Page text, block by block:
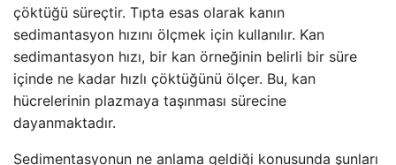
çöktüğü süreçtir. Tıpta esas olarak kanın
sedimantasyon hızını ölçmek için kullanılır. Kan
sedimantasyon hızı, bir kan örneğinin belirli bir süre
içinde ne kadar hızlı çöktüğünü ölçer. Bu, kan
hücrelerinin plazmaya taşınması sürecine
dayanmaktadır.
Sedimentasyonun ne anlama geldiği konusunda şunları